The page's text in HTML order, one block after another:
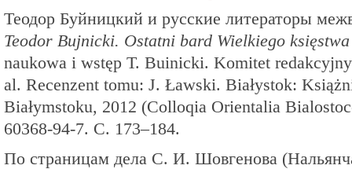
Теодор Буйницкий и русские литераторы
Teodor Bujnicki. Ostatni bard Wielkiego
naukowa i wstęp T. Buinicki. Komitet
al. Recenzent tomu: J. Ławski. Białystok:
Białymstoku, 2012 (Colloqia Orientalia
60368-94-7. С. 173–184.
По страницам дела С. И. Шовгенова